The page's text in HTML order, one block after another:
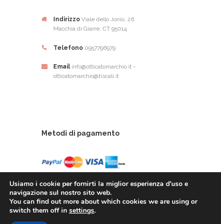
Indirizzo Viale dello Jonio, 26
Macchia di Giarre, CT 95014
Telefono 0957796979
Email info@otticatomarchio.it -
otticatomarchio@tiscali.it
Metodi di pagamento
Ottica Tomarchio di Tomachio Rosario Alfio - Via
Usiamo i cookie per fornirti la miglior esperienza d'uso e
navigazione sul nostro sito web.
You can find out more about which cookies we are using or
switch them off in settings.